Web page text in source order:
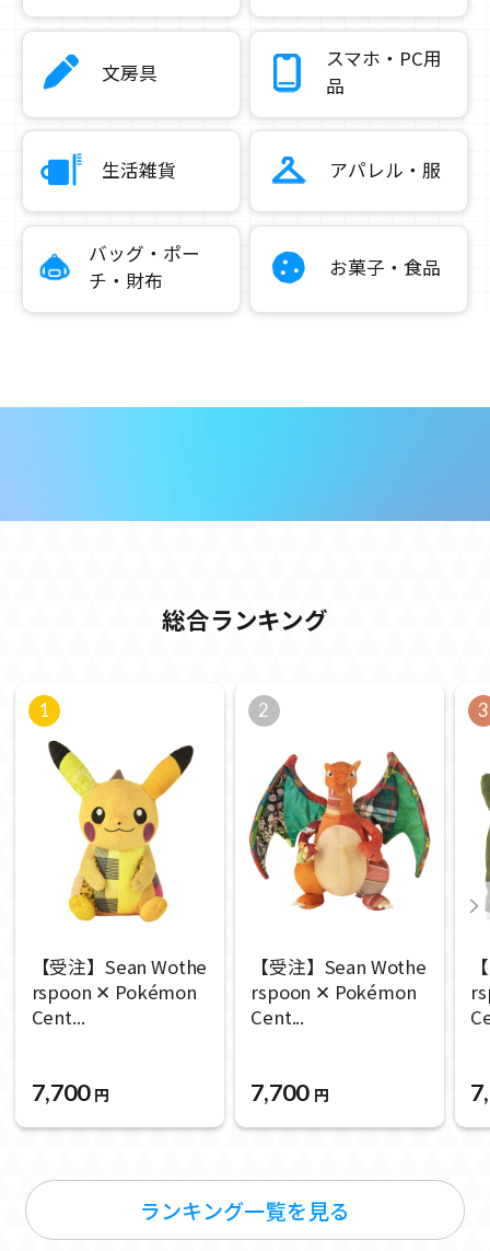
文房具
スマホ・PC用
品
生活雑貨 アパレル・服
バッグ・ポー
チ・財布
お菓子・食品
総合ランキング
1
【受注】Sean Wothe
rspoon ✕ Pokémon
Cent...
7,700 円
2
【受注】Sean Wothe
rspoon ✕ Pokémon
Cent...
7,700 円
3
ランキング一覧を見る